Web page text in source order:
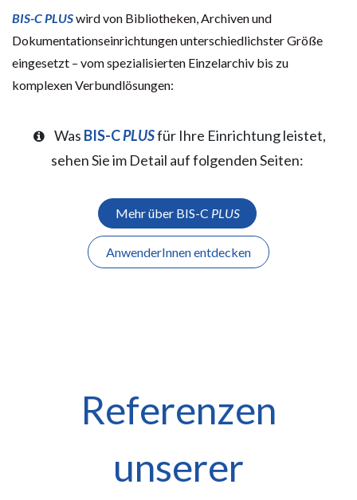
BIS-CPLUSwird von Bibliotheken, Archiven und
Dokumentationseinrichtungen unterschiedlichster Größe
eingesetzt – vom spezialisierten Einzelarchiv bis zu
komplexen Verbundlösungen:
Was BIS-CPLUSfür Ihre Einrichtung leistet,
sehen Sie im Detail auf folgenden Seiten:
Mehr über BIS-C PLUS
AnwenderInnen entdecken
Referenzen
unserer